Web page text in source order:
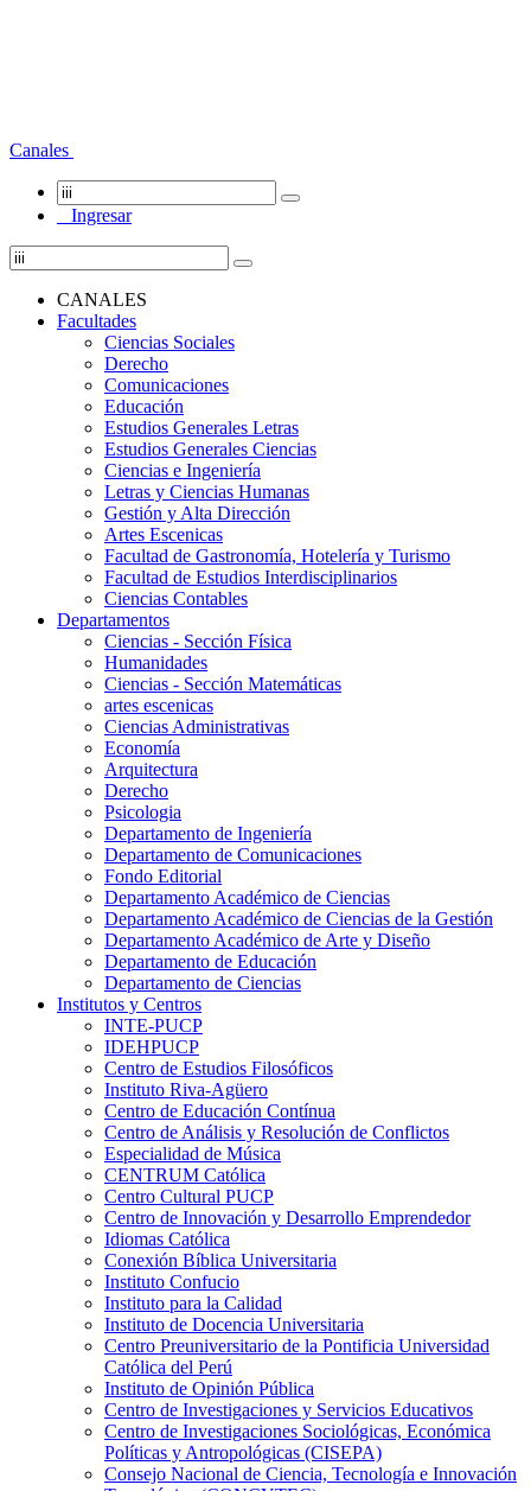
Canales
Ingresar
CANALES
Facultades
Ciencias Sociales
Derecho
Comunicaciones
Educación
Estudios Generales Letras
Estudios Generales Ciencias
Ciencias e Ingeniería
Letras y Ciencias Humanas
Gestión y Alta Dirección
Artes Escenicas
Facultad de Gastronomía, Hotelería y Turismo
Facultad de Estudios Interdisciplinarios
Ciencias Contables
Departamentos
Ciencias - Sección Física
Humanidades
Ciencias - Sección Matemáticas
artes escenicas
Ciencias Administrativas
Economía
Arquitectura
Derecho
Psicologia
Departamento de Ingeniería
Departamento de Comunicaciones
Fondo Editorial
Departamento Académico de Ciencias
Departamento Académico de Ciencias de la Gestión
Departamento Académico de Arte y Diseño
Departamento de Educación
Departamento de Ciencias
Institutos y Centros
INTE-PUCP
IDEHPUCP
Centro de Estudios Filosóficos
Instituto Riva-Agüero
Centro de Educación Contínua
Centro de Análisis y Resolución de Conflictos
Especialidad de Música
CENTRUM Católica
Centro Cultural PUCP
Centro de Innovación y Desarrollo Emprendedor
Idiomas Católica
Conexión Bíblica Universitaria
Instituto Confucio
Instituto para la Calidad
Instituto de Docencia Universitaria
Centro Preuniversitario de la Pontificia Universidad
Católica del Perú
Instituto de Opinión Pública
Centro de Investigaciones y Servicios Educativos
Centro de Investigaciones Sociológicas, Económica
Políticas y Antropológicas (CISEPA)
Consejo Nacional de Ciencia, Tecnología e Innovación